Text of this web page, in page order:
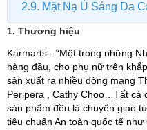
2.9. Mặt Nạ Ủ Sáng Da
1. Thương hiệu
Karmarts - “Một trong những
hàng đầu, cho phụ nữ trên
sản xuất ra nhiều dòng mang
Peripera , Cathy Choo…Tất cả
sản phẩm đều là chuyển giao
tiêu chuẩn An toàn quốc tế như